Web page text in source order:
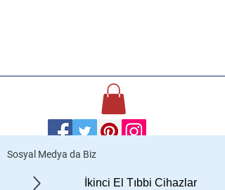
Sosyal Medya da Biz
İkinci El Tıbbi Cihazlar